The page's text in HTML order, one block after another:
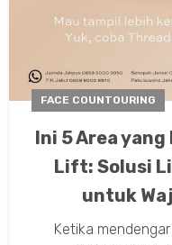
FACE COUNTOURING
Ini 5 Area
Lift: Solusi
untuk
Ketika